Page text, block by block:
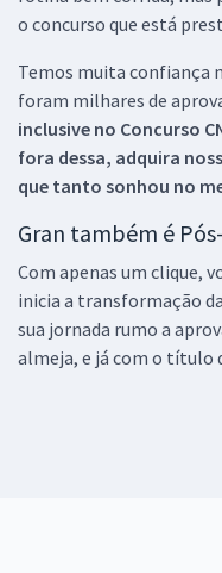
o concurso que está
Temos muita confiança
foram milhares de
inclusive no Concurso
fora dessa, adquira
que tanto sonhou no
Gran também é
Com apenas um clique,
inicia a transformação
sua jornada rumo a
almeja, e já com o título